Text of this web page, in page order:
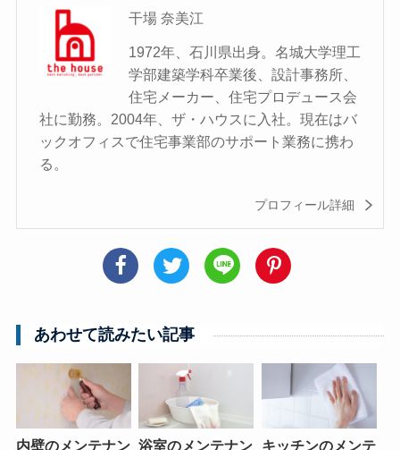
干場 奈美江
1972年、石川県出身。名城大学理工
学部建築学科卒業後、設計事務所、
住宅メーカー、住宅プロデュース会
社に勤務。2004年、ザ・ハウスに入社。現在はバ
ックオフィスで住宅事業部のサポート業務に携わ
る。
プロフィール詳細
あわせて読みたい記事
内壁のメンテナン 浴室のメンテナン キッチンのメンテ